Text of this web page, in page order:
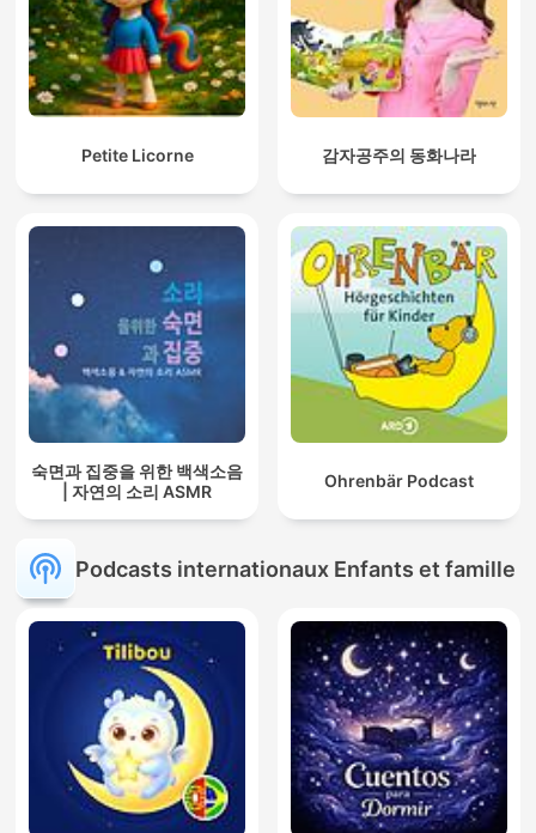
Petite Licorne 감자공주의 동화나라
숙면과 집중을 위한 백색소음
| 자연의 소리 ASMR
Ohrenbär Podcast
Podcasts internationaux Enfants et famille